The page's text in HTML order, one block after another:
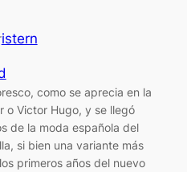
istern
como se aprecia en la
o Victor Hugo, y se llegó
de la moda española del
si bien una variante más
primeros años del nuevo